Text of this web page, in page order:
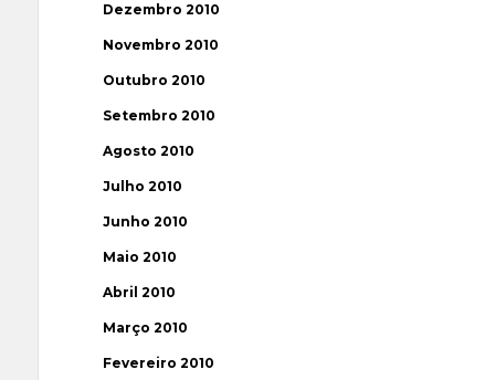
Dezembro 2010
Novembro 2010
Outubro 2010
Setembro 2010
Agosto 2010
Julho 2010
Junho 2010
Maio 2010
Abril 2010
Março 2010
Fevereiro 2010